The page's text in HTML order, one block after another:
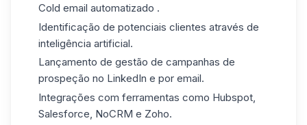
Cold email automatizado .
Identificação de potenciais clientes através de
inteligência artificial.
Lançamento de gestão de campanhas de
prospeção no LinkedIn e por email.
Integrações com ferramentas como Hubspot,
Salesforce, NoCRM e Zoho.